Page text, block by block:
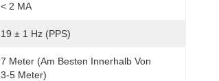
< 2 MA
19 ± 1 Hz (PPS)
7 Meter (am Besten Innerhalb Von
3-5 Meter)